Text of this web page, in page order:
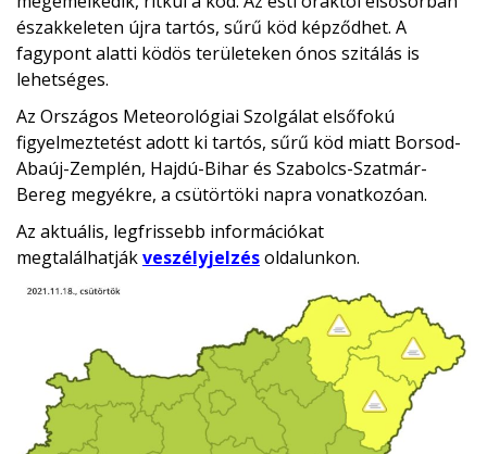
északkeleten újra tartós, sűrű köd képződhet. A
fagypont alatti ködös területeken ónos szitálás is
lehetséges.
Az Országos Meteorológiai Szolgálat elsőfokú
figyelmeztetést adott ki tartós, sűrű köd miatt Borsod-
Abaúj-Zemplén, Hajdú-Bihar és Szabolcs-Szatmár-
Bereg megyékre, a csütörtöki napra vonatkozóan.
Az aktuális, legfrissebb információkat
megtalálhatjákveszélyjelzésoldalunkon.